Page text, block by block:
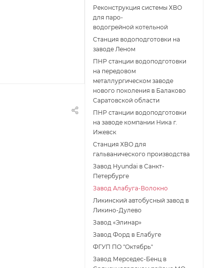
Реконструкция системы ХВО
для паро-
водогрейной котельной
Станция водоподготовки на
заводе Леном
ПНР станции водоподготовки
на передовом
металлургическом заводе
нового поколения в Балаково
Саратовской области
ПНР станции водоподготовки
на заводе компании Ника г.
Ижевск
Станция ХВО для
гальванического производства
Завод Hyundai в Санкт-
Петербурге
Завод Алабуга-Волокно
Ликинский автобусный завод в
Ликино-Дулево
Завод «Элинар»
Завод Форд в Елабуге
ФГУП ПО "Октябрь"
Завод Мерседес-Бенц в